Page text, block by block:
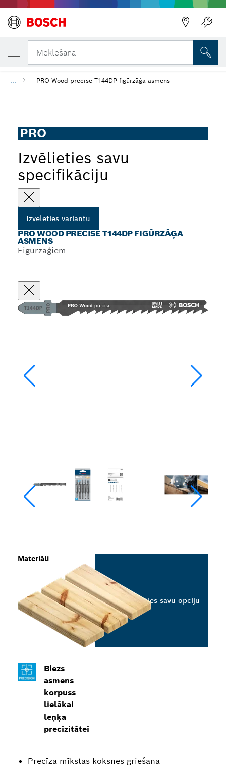
Meklēšana
... PRO Wood precise T144DP figūrzāģa asmens
PRO
Izvēlieties savu
specifikāciju
Izvēlēties variantu
PRO WOOD PRECISE T144DP FIGŪRZĀĢA
ASMENS
Figūrzāģiem
Biezs
asmens
korpuss
lielākai
leņķa
precizitātei
Precīza mīkstas koksnes griešana
Materiāli
Izvēlieties savu opciju
JŪSU IZVĒLĒTAIS VARIANTS
PRO Wood precise T144DP figūrzāģa